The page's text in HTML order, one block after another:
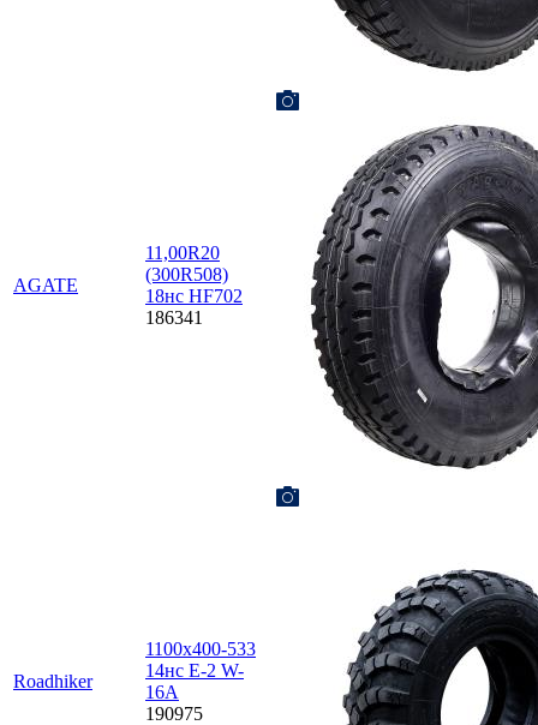
AGATE
11,00R20
(300R508)
18нс HF702
186341
Roadhiker
1100х400-533
14нс E-2 W-
16A
190975